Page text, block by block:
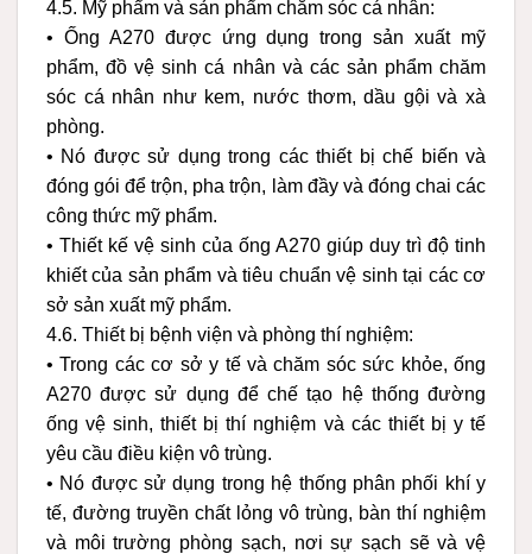
4.5. Mỹ phẩm và sản phẩm chăm sóc cá nhân:
• Ống A270 được ứng dụng trong sản xuất mỹ
phẩm, đồ vệ sinh cá nhân và các sản phẩm chăm
sóc cá nhân như kem, nước thơm, dầu gội và xà
phòng.
• Nó được sử dụng trong các thiết bị chế biến và
đóng gói để trộn, pha trộn, làm đầy và đóng chai các
công thức mỹ phẩm.
• Thiết kế vệ sinh của ống A270 giúp duy trì độ tinh
khiết của sản phẩm và tiêu chuẩn vệ sinh tại các cơ
sở sản xuất mỹ phẩm.
4.6. Thiết bị bệnh viện và phòng thí nghiệm:
• Trong các cơ sở y tế và chăm sóc sức khỏe, ống
A270 được sử dụng để chế tạo hệ thống đường
ống vệ sinh, thiết bị thí nghiệm và các thiết bị y tế
yêu cầu điều kiện vô trùng.
• Nó được sử dụng trong hệ thống phân phối khí y
tế, đường truyền chất lỏng vô trùng, bàn thí nghiệm
và môi trường phòng sạch, nơi sự sạch sẽ và vệ